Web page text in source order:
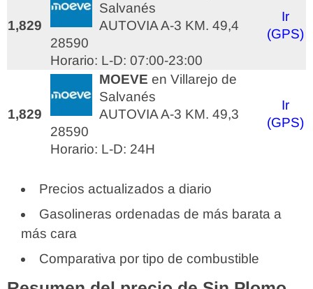
1,829
Salvanés
AUTOVIA A-3 KM. 49,4
28590
Horario: L-D: 07:00-23:00
Ir
(GPS)
1,829
MOEVE en Villarejo de
Salvanés
AUTOVIA A-3 KM. 49,3
28590
Horario: L-D: 24H
Ir
(GPS)
Precios actualizados a diario
Gasolineras ordenadas de más barata a
más cara
Comparativa por tipo de combustible